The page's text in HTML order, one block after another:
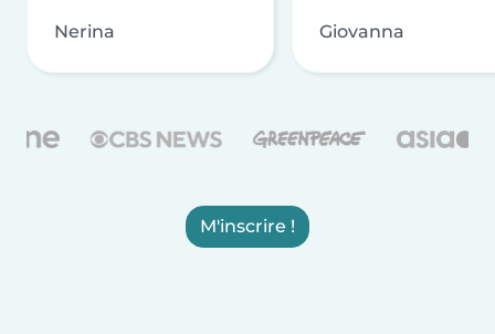
Nerina Giovanna
M'inscrire !